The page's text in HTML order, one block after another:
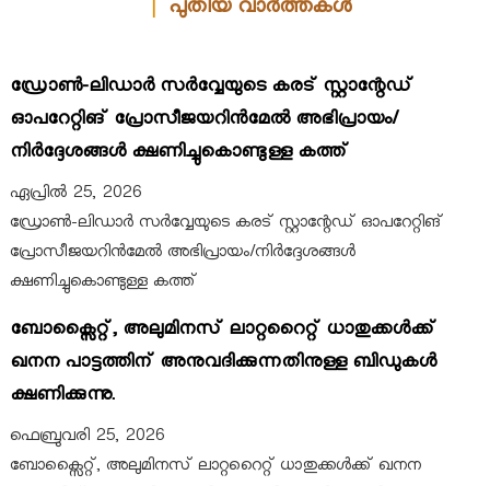
പുതിയ വാർത്തകൾ
ഡ്രോൺ-ലിഡാർ സർവ്വേയുടെ കരട് സ്റ്റാന്റേഡ്
ഓപറേറ്റിങ് പ്രോസീജയറിൻമേൽ അഭിപ്രായം/
നിർദ്ദേശങ്ങൾ ക്ഷണിച്ചുകൊണ്ടുള്ള കത്ത്
ഏപ്രിൽ 25, 2026
ഡ്രോൺ-ലിഡാർ സർവ്വേയുടെ കരട് സ്റ്റാന്റേഡ് ഓപറേറ്റിങ്
പ്രോസീജയറിൻമേൽ അഭിപ്രായം/നിർദ്ദേശങ്ങൾ
ക്ഷണിച്ചുകൊണ്ടുള്ള കത്ത്
ബോക്സൈറ്റ്, അലുമിനസ് ലാറ്ററൈറ്റ് ധാതുക്കൾക്ക്
ഖനന പാട്ടത്തിന് അനുവദിക്കുന്നതിനുള്ള ബിഡുകൾ
ക്ഷണിക്കുന്നു.
ഫെബ്രുവരി 25, 2026
ബോക്സൈറ്റ്, അലുമിനസ് ലാറ്ററൈറ്റ് ധാതുക്കൾക്ക് ഖനന